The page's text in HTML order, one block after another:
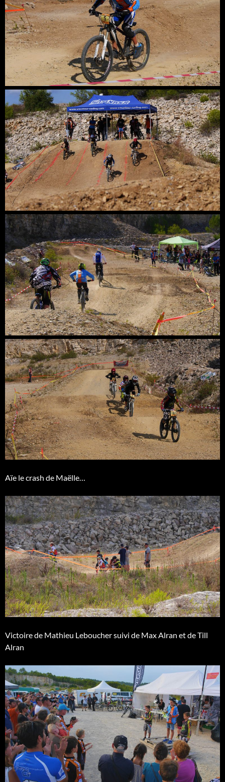
Aïe le crash de Maëlle…
Victoire de Mathieu Leboucher suivi de Max Alran et de Till
Alran